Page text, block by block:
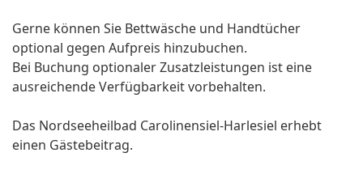
Gerne können Sie Bettwäsche und Handtücher
optional gegen Aufpreis hinzubuchen.
Bei Buchung optionaler Zusatzleistungen ist eine
ausreichende Verfügbarkeit vorbehalten.
Das Nordseeheilbad Carolinensiel-Harlesiel erhebt
einen Gästebeitrag.